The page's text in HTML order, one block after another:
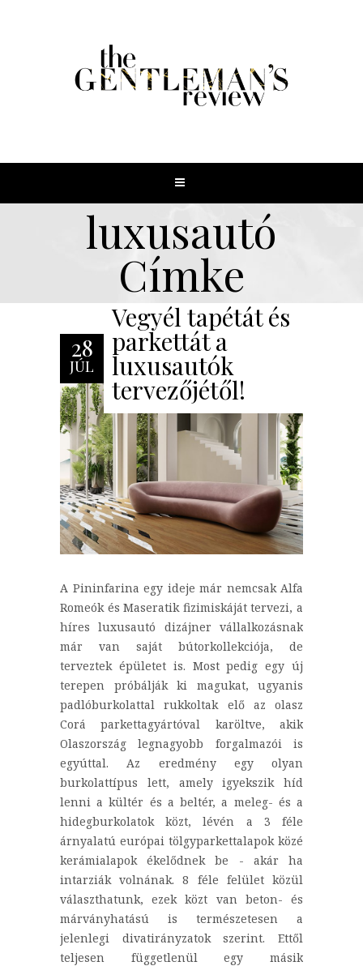
luxusautó
Címke
28
JÚL
Vegyél tapétát és
parkettát a
luxusautók
tervezőjétől!
A Pininfarina egy ideje már nemcsak Alfa
Romeók és Maseratik fizimiskáját tervezi, a
híres luxusautó dizájner vállalkozásnak
már van saját bútorkollekciója, de
terveztek épületet is. Most pedig egy új
terepen próbálják ki magukat, ugyanis
padlóburkolattal rukkoltak elő az olasz
Corá parkettagyártóval karöltve, akik
Olaszország legnagyobb forgalmazói is
egyúttal. Az eredmény egy olyan
burkolattípus lett, amely igyekszik híd
lenni a kültér és a beltér, a meleg- és a
hidegburkolatok közt, lévén a 3 féle
árnyalatú európai tölgyparkettalapok közé
kerámialapok ékelődnek be - akár ha
intarziák volnának. 8 féle felület közül
választhatunk, ezek közt van beton- és
márványhatású is természetesen a
jelenlegi divatirányzatok szerint. Ettől
teljesen függetlenül egy másik